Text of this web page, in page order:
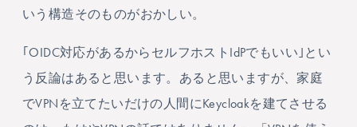
いう構造そのものがおかしい。
｢OIDC対応があるからセルフホストIdPでもいい｣とい
う反論はあると思います。あると思いますが、家庭
でVPNを立てたいだけの人間にKeycloakを建てさせる